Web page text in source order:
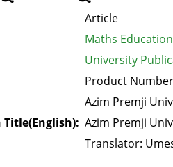
Article
Maths Education
University
Product
Azim Premji
Azim Premji
Translator: